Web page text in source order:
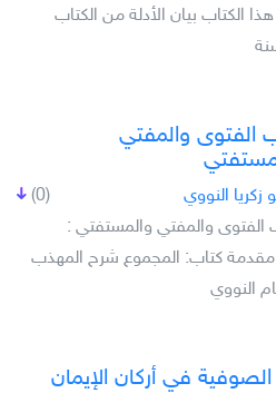
الكتاب بيان الأدلة من الكتاب
الفتوى والمفتي
(0)
زكريا النووي
الفتوى والمفتي والمستفتي :
كتاب: المجموع شرح المهذب
النووي
الصوفية في أركان الإيمان